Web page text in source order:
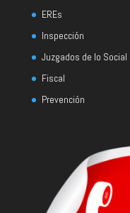
EREs
Inspección
Juzgados de lo Social
Fiscal
Prevención